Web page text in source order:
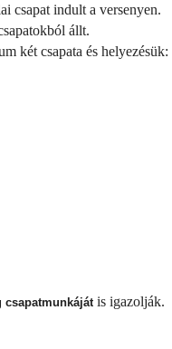
csapat indult a versenyen.
állt.
két csapata és helyezésük:
csapatmunkáját is igazolják.